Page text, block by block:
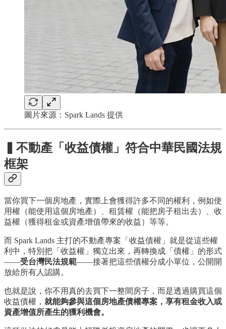
圖片來源：Spark Lands 提供
不動產「收益債權」符合中華民國法規
框架
當你買下一個房地產，實際上會獲得許多不同的權利，例如使
用權（能使用這個房地產）、租賃權（能把房子租出去）、收
益權（獲得租金或資產增值帶來的收益）等等。
而 Spark Lands 主打的不動產專案「收益債權」就是從這些權
利中，特別把「收益權」獨立出來，再轉換成「債權」的形式
——受台灣民法規範——接著把這些債權分成小單位，公開開
放給所有人認購。
也就是說，你不用真的去買下一整間房子，而是透過購買這個
收益債權， 就能夠參與這個房地產債權專案，享有租金收入或
資產增值所產生的獲利機會。